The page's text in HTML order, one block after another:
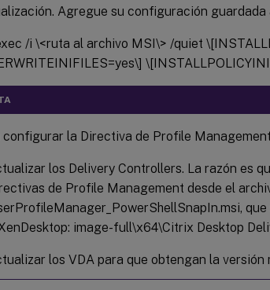
Agregue su configuración
/i \<ruta al archivo MSI\> /quiet
configurar la Directiva de Profile
los Delivery Controllers. La razón es
de Profile Management desde el
image-full\x64\Citrix Desktop
los VDA para que obtengan la